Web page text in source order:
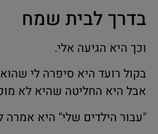
בדרך לבית שמח
וכך היא הגיעה אלי.
בקול רועד היא סיפרה לי
אבל היא החליטה שהיא לא
"עבור הילדים שלי" היא אמרה